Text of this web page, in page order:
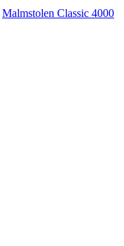
Malmstolen Classic 4000